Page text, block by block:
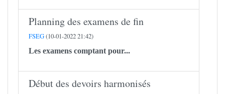
Planning des examens de fin
FSEG(10-01-2022 21:42)
Les examens comptant pour...
Début des devoirs harmonisés